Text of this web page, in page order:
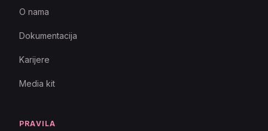
O nama
Dokumentacija
Karijere
Media kit
PRAVILA